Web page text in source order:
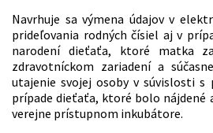
Navrhuje sa výmena údajov v
prideľovania rodných čísiel aj v
narodení dieťaťa, ktoré matka
zdravotníckom zariadení a
utajenie svojej osoby v súvislosti s
prípade dieťaťa, ktoré bolo nájdené
verejne prístupnom inkubátore.